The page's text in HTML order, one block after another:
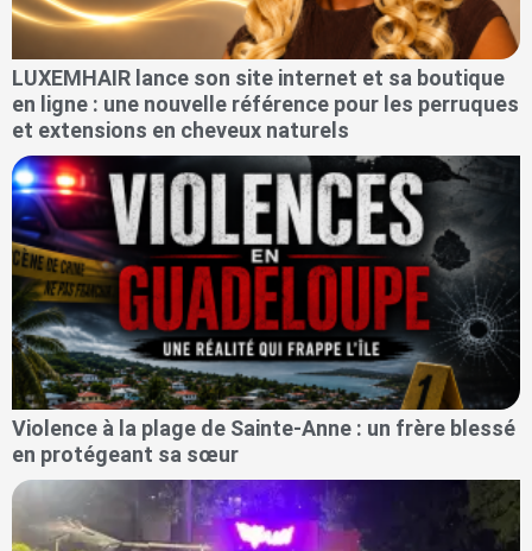
LUXEMHAIR lance son site internet et sa boutique
en ligne : une nouvelle référence pour les perruques
et extensions en cheveux naturels
Violence à la plage de Sainte-Anne : un frère blessé
en protégeant sa sœur